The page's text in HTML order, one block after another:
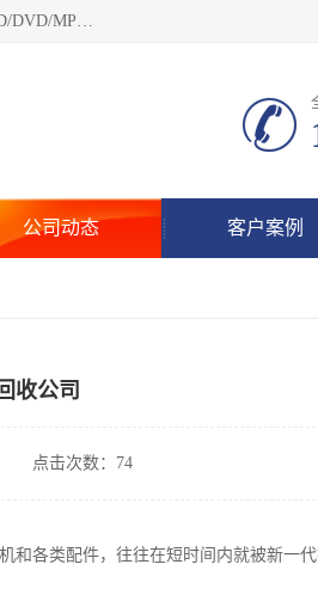
长期现金收购以下直插DIP,贴片SMD元器件:集成电路、二三极管、稳压管、 电解电容电阻电感、钽电容,可控硅、VCD/DVD/MP3激光头、红外发射接收、行管、 BGA芯片,霍尔元件、发光管、晶振,继电器,舌簧管舌簧继电器等各种电子元器件 , 量大量小不限!QQ9 联系电话谢先生 E-mail
公司动态 客户案例
收公司
点击次数：74
各类配件，往往在短时间内就被新一